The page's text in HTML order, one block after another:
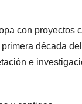
con proyectos
década
e